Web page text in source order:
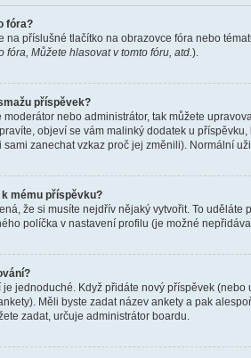
fóra?
na příslušné tlačítko na obrazovce fóra nebo
fóra, Můžete hlasovat v tomto fóru, atd. ).
příspěvek?
moderátor nebo administrátor, tak můžete
objeví se vám malinký dodatek u
sami zanechat vzkaz proč jej změnili). Normální
mému příspěvku?
že si musíte nejdřív nějaký vytvořit. To uděláte
políčka v nastavení profilu (je možné
jednoduché. Když přidáte nový příspěvek
Měli byste zadat název ankety a pak
zadat, určuje administrátor boardu.